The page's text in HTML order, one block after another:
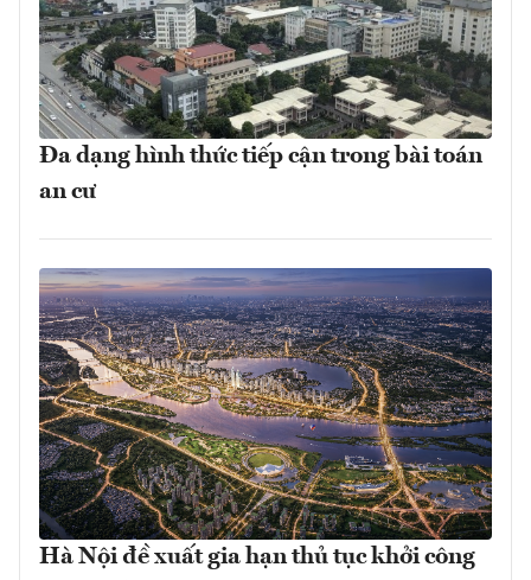
Đa dạng hình thức tiếp cận trong bài toán
an cư
Hà Nội đề xuất gia hạn thủ tục khởi công